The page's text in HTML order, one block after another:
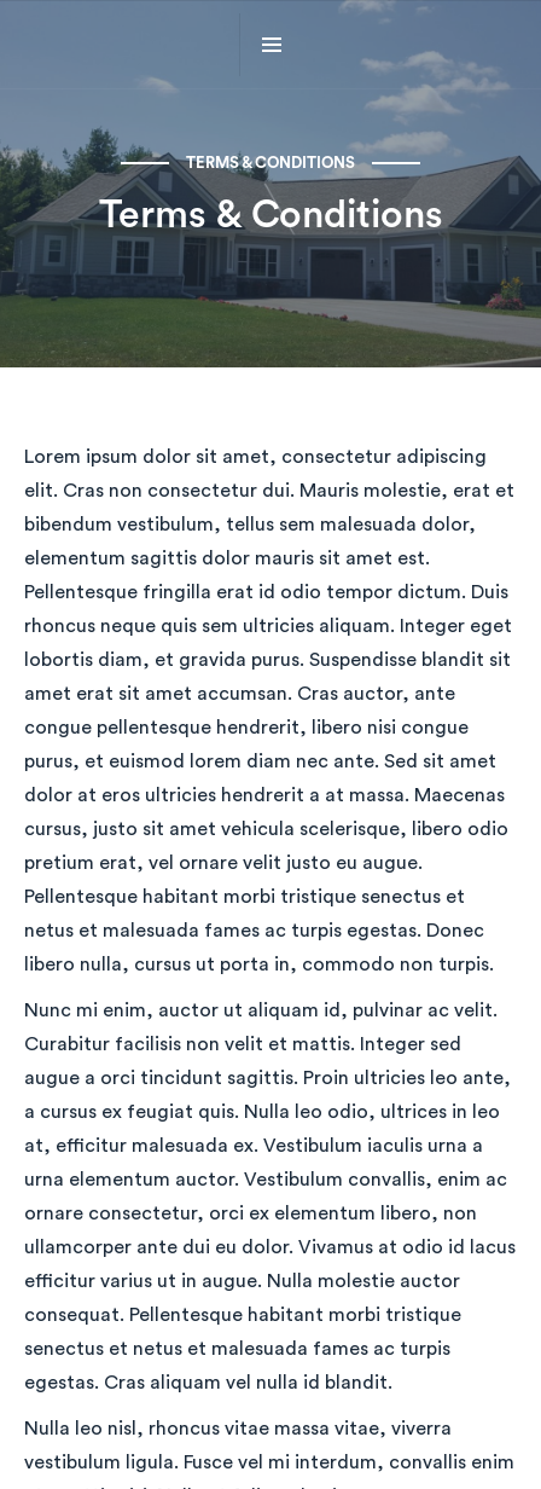
TERMS & CONDITIONS
Terms & Conditions
Lorem ipsum dolor sit amet, consectetur adipiscing
elit. Cras non consectetur dui. Mauris molestie, erat et
bibendum vestibulum, tellus sem malesuada dolor,
elementum sagittis dolor mauris sit amet est.
Pellentesque fringilla erat id odio tempor dictum. Duis
rhoncus neque quis sem ultricies aliquam. Integer eget
lobortis diam, et gravida purus. Suspendisse blandit sit
amet erat sit amet accumsan. Cras auctor, ante
congue pellentesque hendrerit, libero nisi congue
purus, et euismod lorem diam nec ante. Sed sit amet
dolor at eros ultricies hendrerit a at massa. Maecenas
cursus, justo sit amet vehicula scelerisque, libero odio
pretium erat, vel ornare velit justo eu augue.
Pellentesque habitant morbi tristique senectus et
netus et malesuada fames ac turpis egestas. Donec
libero nulla, cursus ut porta in, commodo non turpis.
Nunc mi enim, auctor ut aliquam id, pulvinar ac velit.
Curabitur facilisis non velit et mattis. Integer sed
augue a orci tincidunt sagittis. Proin ultricies leo ante,
a cursus ex feugiat quis. Nulla leo odio, ultrices in leo
at, efficitur malesuada ex. Vestibulum iaculis urna a
urna elementum auctor. Vestibulum convallis, enim ac
ornare consectetur, orci ex elementum libero, non
ullamcorper ante dui eu dolor. Vivamus at odio id lacus
efficitur varius ut in augue. Nulla molestie auctor
consequat. Pellentesque habitant morbi tristique
senectus et netus et malesuada fames ac turpis
egestas. Cras aliquam vel nulla id blandit.
Nulla leo nisl, rhoncus vitae massa vitae, viverra
vestibulum ligula. Fusce vel mi interdum, convallis enim